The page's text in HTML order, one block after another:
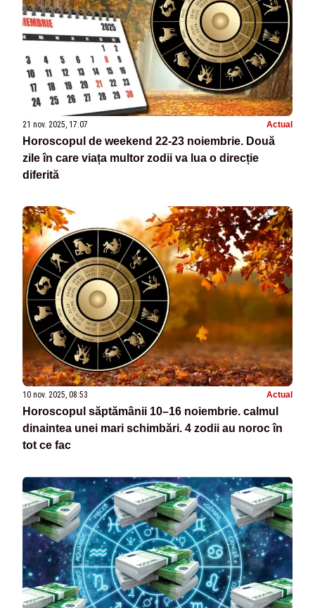
21 nov. 2025, 17:07 Actual
Horoscopul de weekend 22-23 noiembrie. Două
zile în care viața multor zodii va lua o direcție
diferită
10 nov. 2025, 08:53 Actual
Horoscopul săptămânii 10–16 noiembrie. calmul
dinaintea unei mari schimbări. 4 zodii au noroc în
tot ce fac